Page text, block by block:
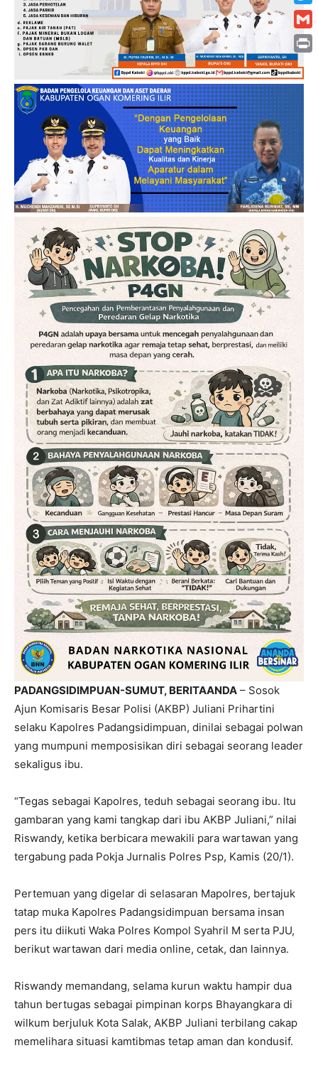
PADANGSIDIMPUAN-SUMUT, BERITAANDA – Sosok
Ajun Komisaris Besar Polisi (AKBP) Juliani Prihartini
selaku Kapolres Padangsidimpuan, dinilai sebagai polwan
yang mumpuni memposisikan diri sebagai seorang leader
sekaligus ibu.
“Tegas sebagai Kapolres, teduh sebagai seorang ibu. Itu
gambaran yang kami tangkap dari ibu AKBP Juliani,” nilai
Riswandy, ketika berbicara mewakili para wartawan yang
tergabung pada Pokja Jurnalis Polres Psp, Kamis (20/1).
Pertemuan yang digelar di selasaran Mapolres, bertajuk
tatap muka Kapolres Padangsidimpuan bersama insan
pers itu diikuti Waka Polres Kompol Syahril M serta PJU,
berikut wartawan dari media online, cetak, dan lainnya.
Riswandy memandang, selama kurun waktu hampir dua
tahun bertugas sebagai pimpinan korps Bhayangkara di
wilkum berjuluk Kota Salak, AKBP Juliani terbilang cakap
memelihara situasi kamtibmas tetap aman dan kondusif.
Print